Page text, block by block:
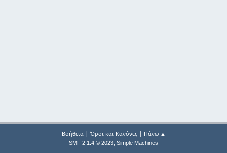
Βοήθεια| Όροι και Κανόνες| Πάνω ▲
SMF 2.1.4 © 2023, Simple Machines